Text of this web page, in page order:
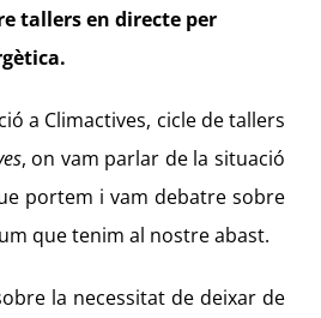
tallers en directe per
a Climactives, cicle de tallers
, on vam parlar de la situació
portem i vam debatre sobre
que tenim al nostre abast.
la necessitat de deixar de